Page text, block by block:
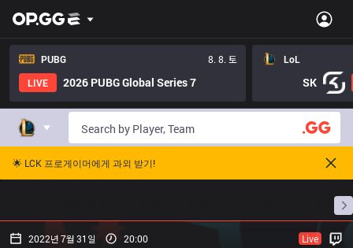
PUBG
8. 8. 토
LIVE
2026 PUBG Global Series 7
LoL
SK
🌟 LCK 프로게이머에게 과외 받기!
프로빌
2022년 7월 31일 20:00 Live